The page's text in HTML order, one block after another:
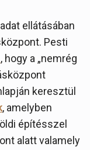
ellátásában
Pesti
, hogy a „nemrég
keresztül
, amelyben
építésszel
alatt valamely